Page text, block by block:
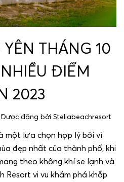
Sự kiện
trải nghiệm
THÁNG 10
ĐIỂM
2023
Được đăng bởi Steliabeachresort
một lựa chọn hợp lý bởi vì
đẹp nhất của thành phố, khi
theo không khí se lạnh và
Resort vi vu khám phá khắp